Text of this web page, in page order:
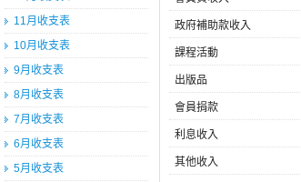
11月收支表
10月收支表
9月收支表
8月收支表
7月收支表
6月收支表
5月收支表
政府補助款收入
課程活動
出版品
會員捐款
利息收入
其他收入